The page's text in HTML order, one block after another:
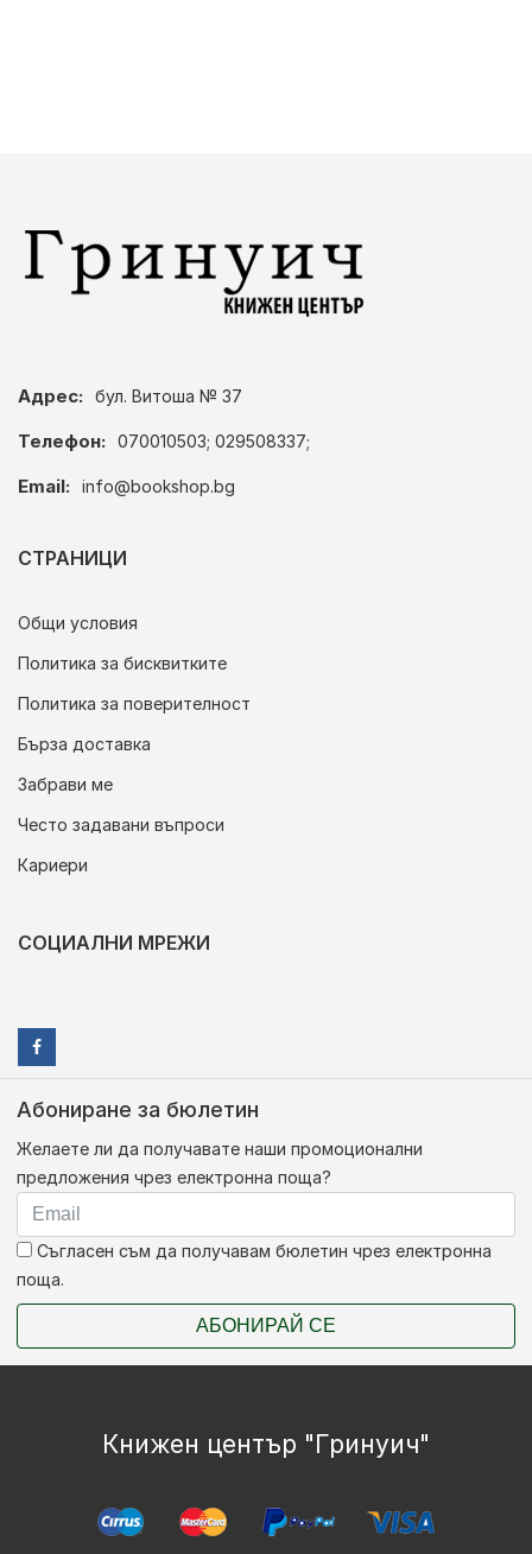
Адрес: бул. Витоша № 37
Телефон: 070010503; 029508337;
Email: info@bookshop.bg
СТРАНИЦИ
Общи условия
Политика за бисквитките
Политика за поверителност
Бърза доставка
Забрави ме
Често задавани въпроси
Кариери
СОЦИАЛНИ МРЕЖИ
Абониране за бюлетин
Желаете ли да получавате наши промоционални
предложения чрез електронна поща?
Съгласен съм да получавам бюлетин чрез електронна
поща.
АБОНИРАЙ СЕ
Книжен център "Гринуич"